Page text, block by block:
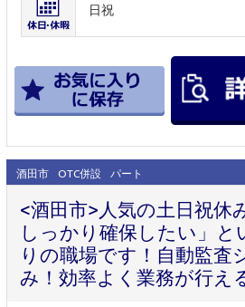
日祝
酒田市 OTC併設 パート
<酒田市>人気の土日祝休
しっかり確保したい」と
りの職場です！自動監査
み！効率よく業務が行え